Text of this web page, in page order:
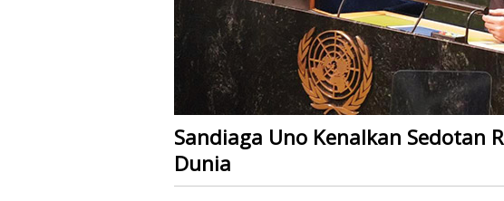
Sandiaga Uno Kenalkan Sedotan
Dunia